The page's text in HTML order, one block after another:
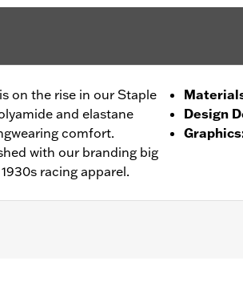
on the rise in our Staple
and elastane
comfort.
with our branding big
racing apparel.
Design
Graphics